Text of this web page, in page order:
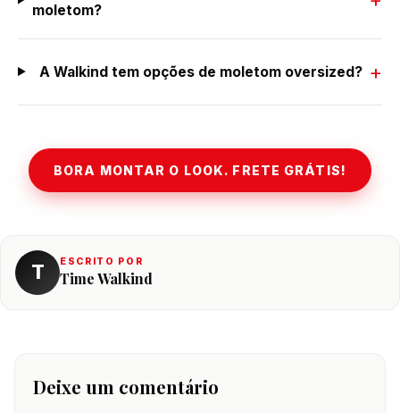
moletom?
A Walkind tem opções de moletom oversized?
BORA MONTAR O LOOK. FRETE GRÁTIS!
T ESCRITO POR
Time Walkind
Deixe um comentário